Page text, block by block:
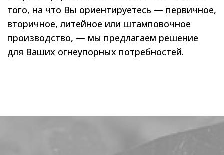
того, на что Вы ориентируетесь — первичное,
вторичное, литейное или штамповочное
производство, — мы предлагаем решение
для Ваших огнеупорных потребностей.